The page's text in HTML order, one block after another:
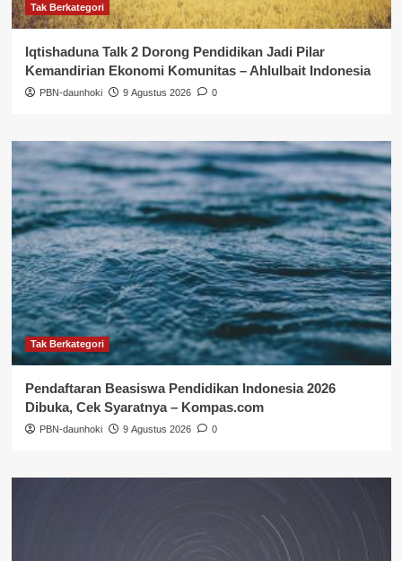
Tak Berkategori
Iqtishaduna Talk 2 Dorong Pendidikan Jadi Pilar
Kemandirian Ekonomi Komunitas – Ahlulbait Indonesia
PBN-daunhoki 9 Agustus 2026 0
Tak Berkategori
Pendaftaran Beasiswa Pendidikan Indonesia 2026
Dibuka, Cek Syaratnya – Kompas.com
PBN-daunhoki 9 Agustus 2026 0